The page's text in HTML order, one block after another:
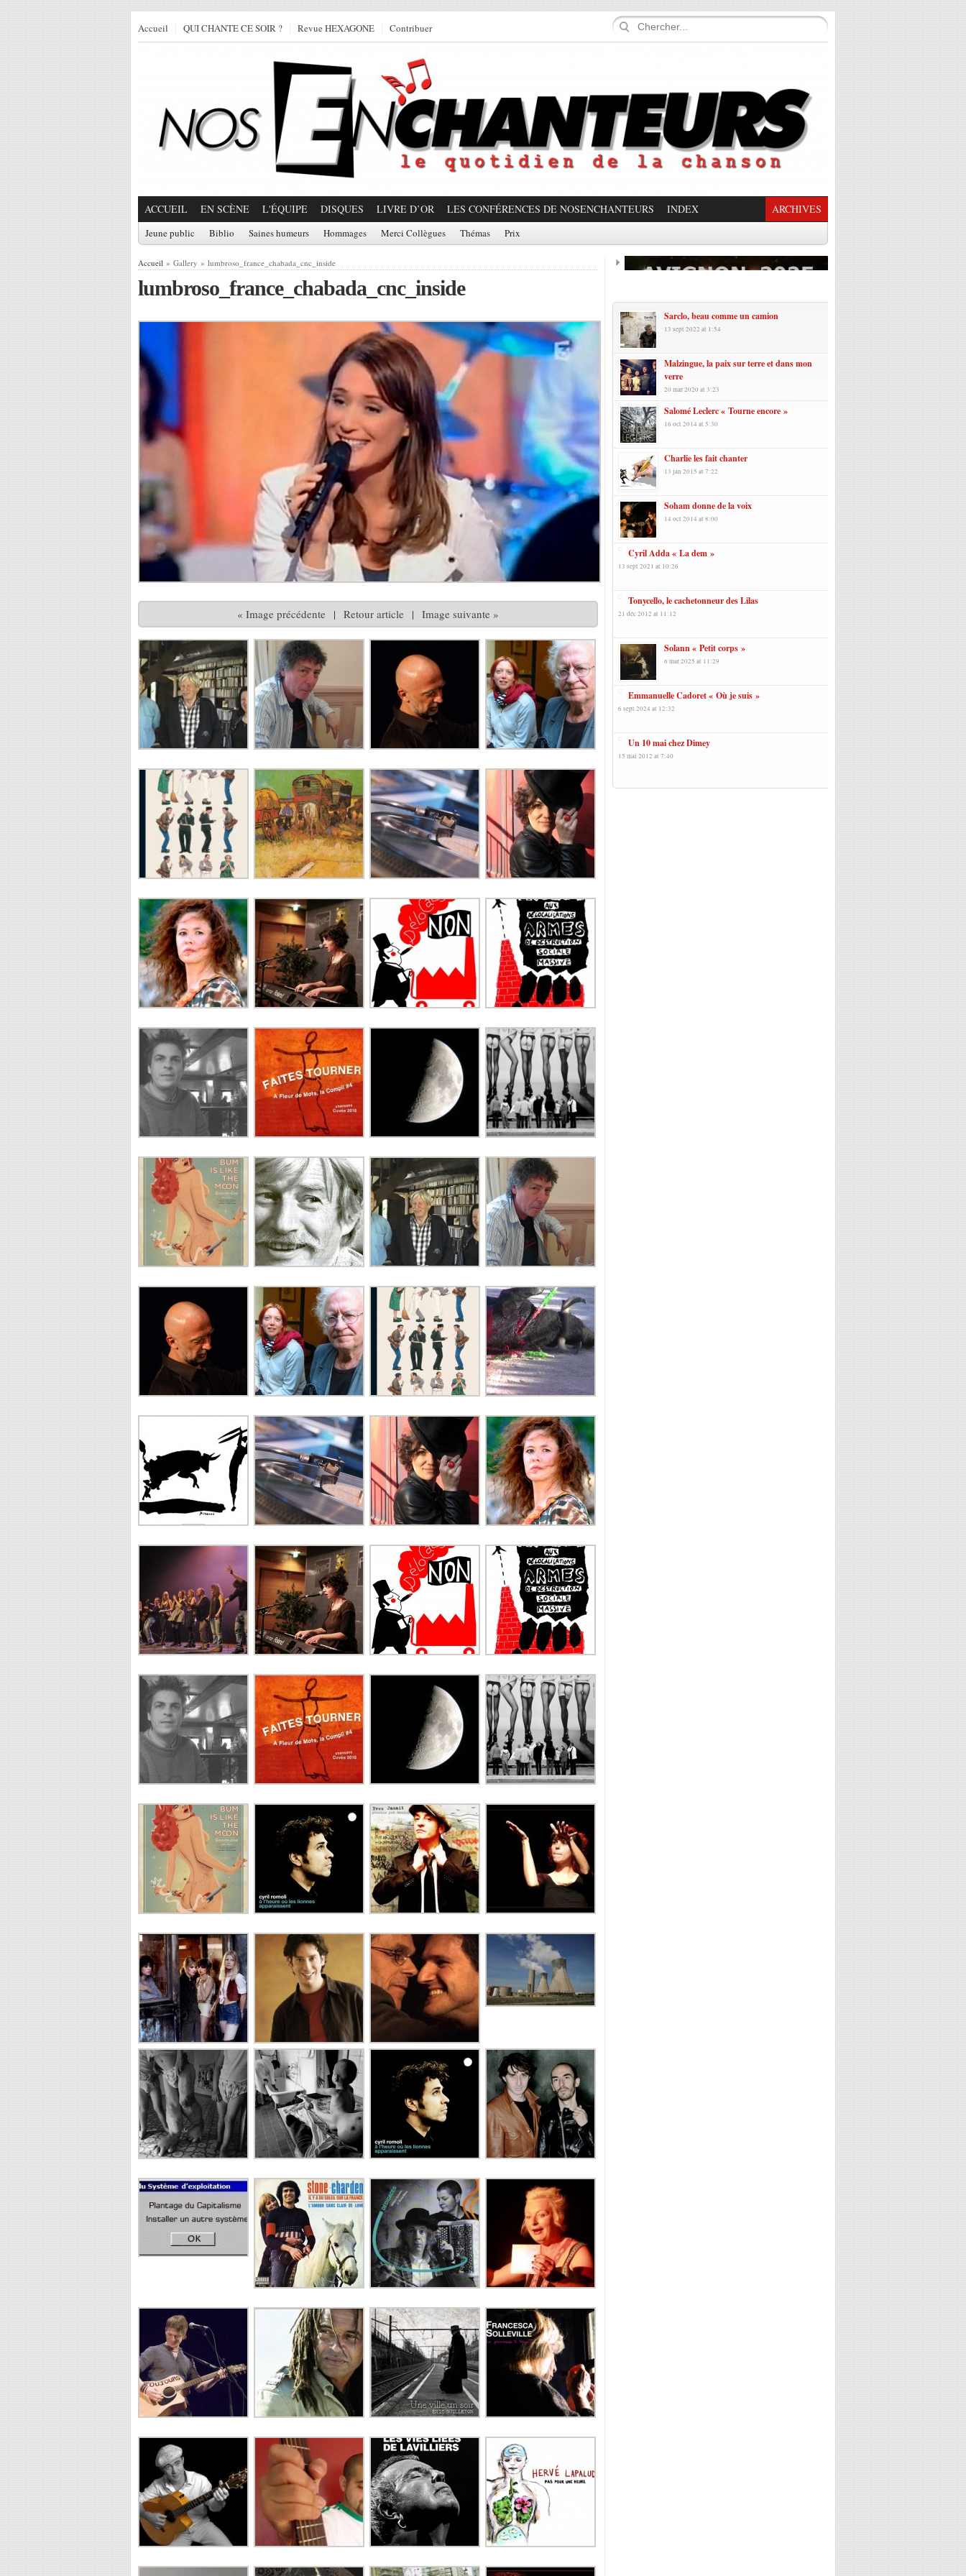
Accueil QUI CHANTE CE SOIR ? Revue HEXAGONE Contribuer
ACCUEIL EN SCÈNE L'ÉQUIPE DISQUES LIVRE D’OR LES CONFÉRENCES DE NOSENCHANTEURS INDEX ARCHIVES
Jeune public Biblio Saines humeurs Hommages Merci Collègues Thémas Prix
Accueil » Gallery » lumbroso_france_chabada_cnc_inside
lumbroso_france_chabada_cnc_inside
« Image précédente | Retour article | Image suivante »
Sarclo, beau comme un camion
13 sept 2022 at 1:54
Malzingue, la paix sur terre et dans mon
verre
20 mar 2020 at 3:23
Salomé Leclerc « Tourne encore »
16 oct 2014 at 5:30
Charlie les fait chanter
13 jan 2015 at 7:22
Soham donne de la voix
14 oct 2014 at 8:00
Cyril Adda « La dem »
13 sept 2021 at 10:26
Tonycello, le cachetonneur des Lilas
21 déc 2012 at 11:12
Solann « Petit corps »
6 mar 2025 at 11:29
Emmanuelle Cadoret « Où je suis »
6 sept 2024 at 12:32
Un 10 mai chez Dimey
15 mai 2012 at 7:40